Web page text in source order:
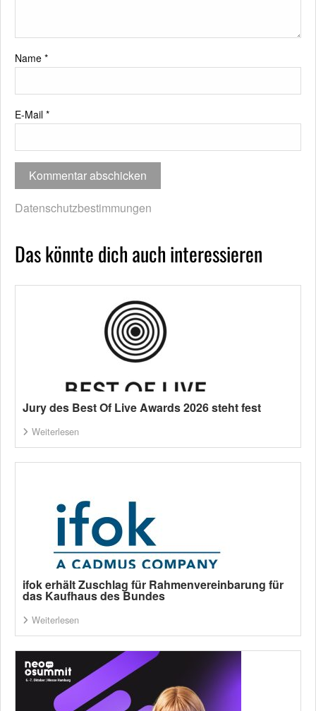
Name *
E-Mail *
Datenschutzbestimmungen
Das könnte dich auch interessieren
Jury des Best Of Live Awards 2026 steht fest
Weiterlesen
ifok erhält Zuschlag für Rahmenvereinbarung für
das Kaufhaus des Bundes
Weiterlesen